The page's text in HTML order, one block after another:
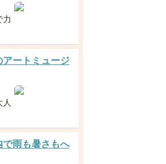
力
ートミュージ
雨も暑さもへ